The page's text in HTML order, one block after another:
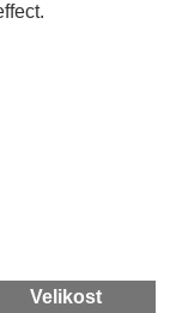
Velikost